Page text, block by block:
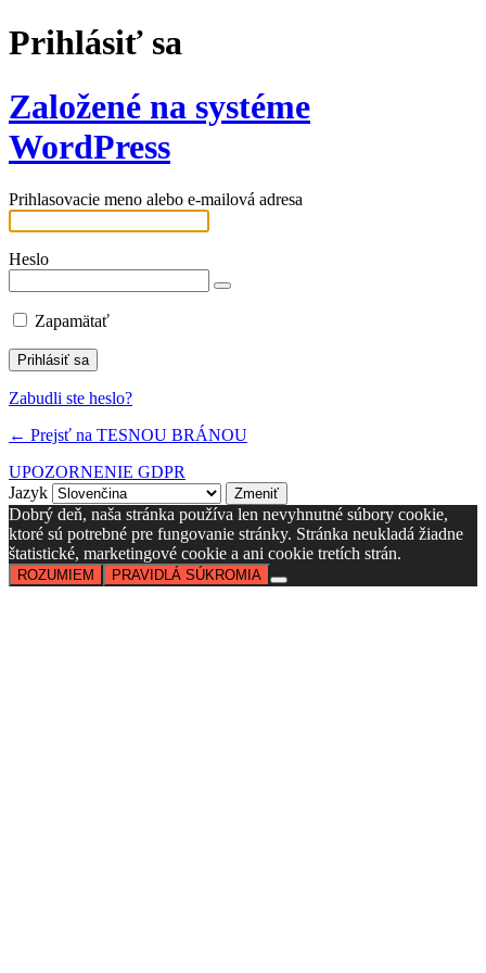
Prihlásiť sa
Založené na systéme
WordPress
Prihlasovacie meno alebo e-mailová adresa
Heslo
Zapamätať
Zabudli ste heslo?
← Prejsť na TESNOU BRÁNOU
UPOZORNENIE GDPR
Jazyk
Dobrý deň, naša stránka používa len nevyhnutné súbory cookie,
ktoré sú potrebné pre fungovanie stránky. Stránka neukladá žiadne
štatistické, marketingové cookie a ani cookie tretích strán.
ROZUMIEM PRAVIDLÁ SÚKROMIA